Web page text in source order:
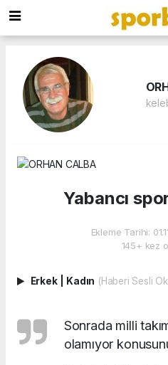
Yabancı
Ekleme Tarihi:
145+ kez
Erkek Kadın (Haberi Sesli
Sonrada milli
olamıyor